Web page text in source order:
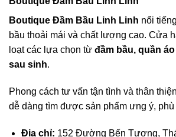
Boutique Đầm Bầu Linh Linh nổi
bầu thoải mái và chất lượng cao. Cửa
loạt các lựa chọn từ đầm bầu, quần
sau sinh.
Phong cách tư vấn tận tình và thân
dễ dàng tìm được sản phẩm ưng ý,
Địa chỉ: 152 Đường Bến Tượng,